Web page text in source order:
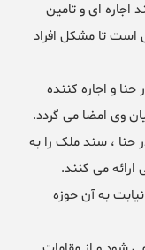
اجاره ای و تامین
است تا مشکل افراد
حنا و اجاره کننده
وی امضا می گردد.
حنا ، سند ملک را به
ارائه می کنند.
نیابت به آن حوزه